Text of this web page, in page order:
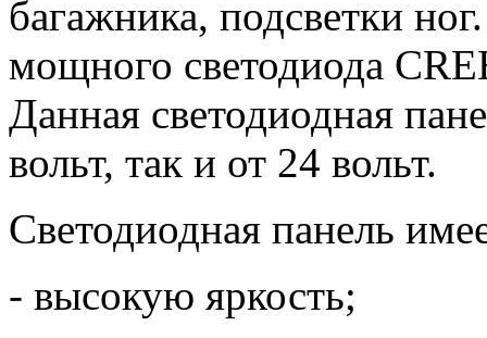
багажника, подсветки
мощного светодиода
Данная светодиодная
вольт, так и от 24 вольт.
Светодиодная панель
- высокую яркость;